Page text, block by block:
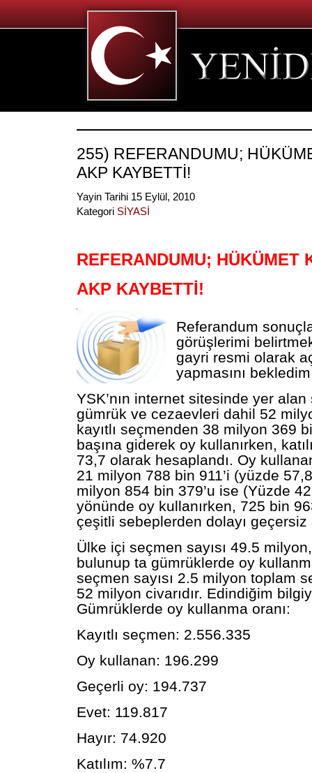
255) REFERANDUMU;
AKP KAYBETTİ!
Yayin Tarihi 15 Eylül, 2010
Kategori SİYASİ
REFERANDUMU; HÜKÜMET
AKP KAYBETTİ!
Referandum
görüşlerimi
gayri resmi olarak
yapmasını
YSK’nın internet sitesinde yer
gümrük ve cezaevleri dahil 52
kayıtlı seçmenden 38 milyon 369
başına giderek oy kullanırken,
73,7 olarak hesaplandı. Oy
21 milyon 788 bin 911’i (yüzde
milyon 854 bin 379’u ise (Yüzde
yönünde oy kullanırken, 725 bin
çeşitli sebeplerden dolayı geçersiz
Ülke içi seçmen sayısı 49.5
bulunup ta gümrüklerde oy
seçmen sayısı 2.5 milyon toplam
52 milyon civarıdır. Edindiğim
Gümrüklerde oy kullanma oranı:
Kayıtlı seçmen: 2.556.335
Oy kullanan: 196.299
Geçerli oy: 194.737
Evet: 119.817
Hayır: 74.920
Katılım: %7.7